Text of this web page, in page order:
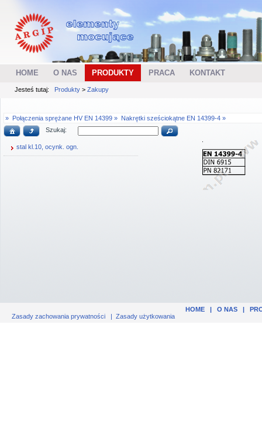
HOME O NAS PRODUKTY PRACA KONTAKT
Jesteś tutaj: Produkty > Zakupy
» Połączenia sprężane HV EN 14399 » Nakrętki sześciokątne EN 14399-4 »
Szukaj:
stal kl.10, ocynk. ogn.
HOME| O NAS|
Zasady zachowania prywatności | Zasady użytkowania